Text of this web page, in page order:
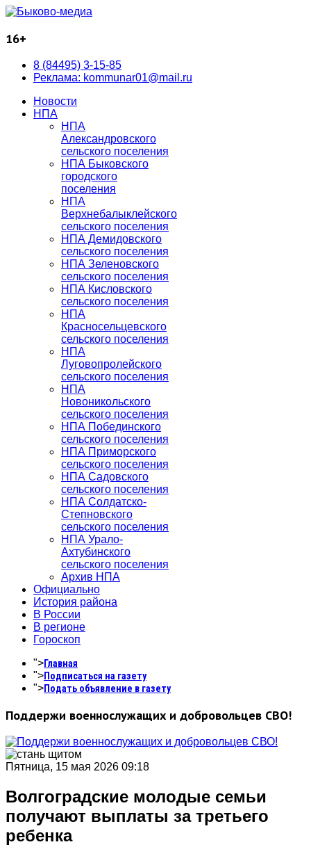
16+
8 (84495) 3-15-85
Реклама: kommunar01@mail.ru
Новости
НПА
НПА
Александровского
сельского поселения
НПА Быковского
городского
поселения
НПА
Верхнебалыклейского
сельского поселения
НПА Демидовского
сельского поселения
НПА Зеленовского
сельского поселения
НПА Кисловского
сельского поселения
НПА
Красносельцевского
сельского поселения
НПА
Луговопролейского
сельского поселения
НПА
Новоникольского
сельского поселения
НПА Побединского
сельского поселения
НПА Приморского
сельского поселения
НПА Садовского
сельского поселения
НПА Солдатско-
Степновского
сельского поселения
НПА Урало-
Ахтубинского
сельского поселения
Архив НПА
Официально
История района
В России
В регионе
Гороскоп
">Главная
">Подписаться на газету
">Подать объявление в газету
Поддержи военнослужащих и добровольцев СВО!
Пятница, 15 мая 2026 09:18
Волгоградские молодые семьи
получают выплаты за третьего
ребенка